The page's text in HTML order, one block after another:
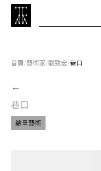
首頁/藝術家/劉致宏/巷口
←
巷口
繪畫藝術